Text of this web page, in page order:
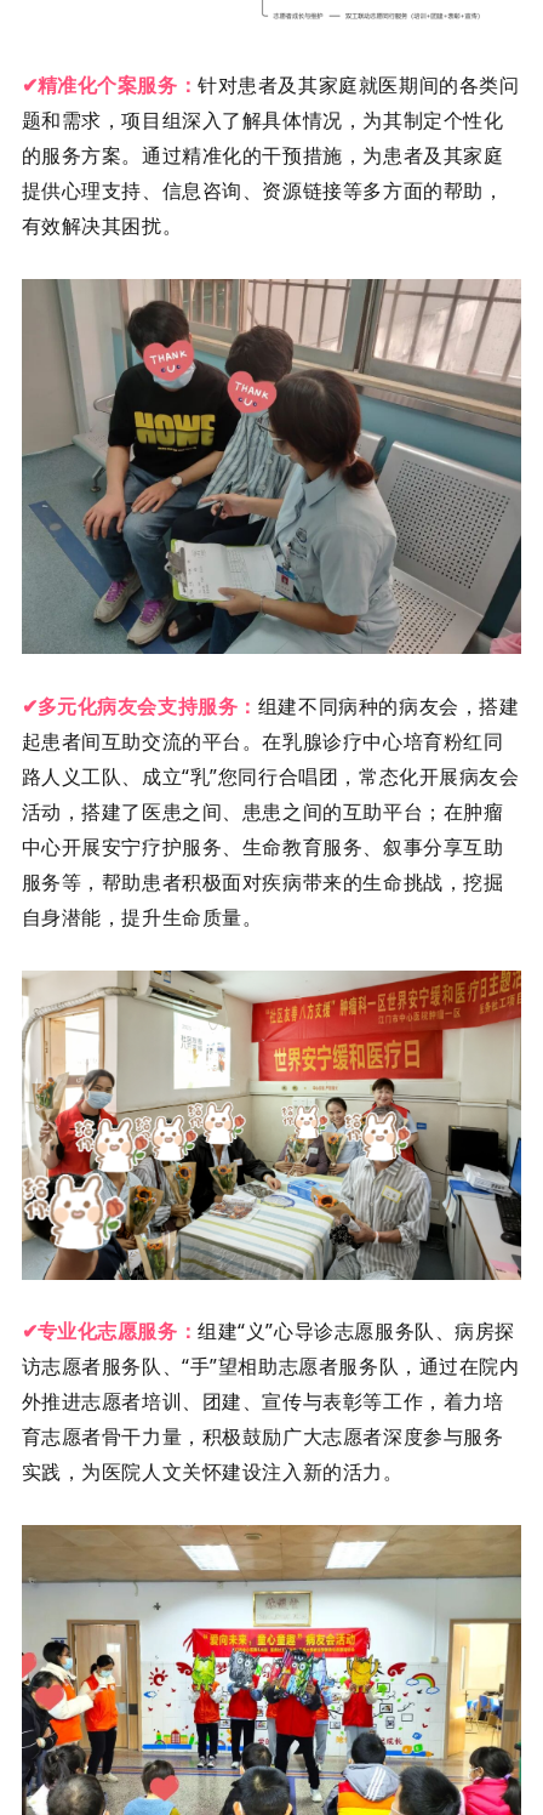
✔精准化个案服务：针对患者及其家庭就医期间的各类问
题和需求，项目组深入了解具体情况，为其制定个性化
的服务方案。通过精准化的干预措施，为患者及其家庭
提供心理支持、信息咨询、资源链接等多方面的帮助，
有效解决其困扰。
✔多元化病友会支持服务： 组建不同病种的病友会，搭建
起患者间互助交流的平台。在乳腺诊疗中心培育粉红同
路人义工队、成立“乳”您同行合唱团，常态化开展病友会
活动，搭建了医患之间、患患之间的互助平台；在肿瘤
中心开展安宁疗护服务、生命教育服务、叙事分享互助
服务等，帮助患者积极面对疾病带来的生命挑战，挖掘
自身潜能，提升生命质量。
✔专业化志愿服务：组建“义”心导诊志愿服务队、病房探
访志愿者服务队、“手”望相助志愿者服务队，通过在院内
外推进志愿者培训、团建、宣传与表彰等工作，着力培
育志愿者骨干力量，积极鼓励广大志愿者深度参与服务
实践，为医院人文关怀建设注入新的活力。